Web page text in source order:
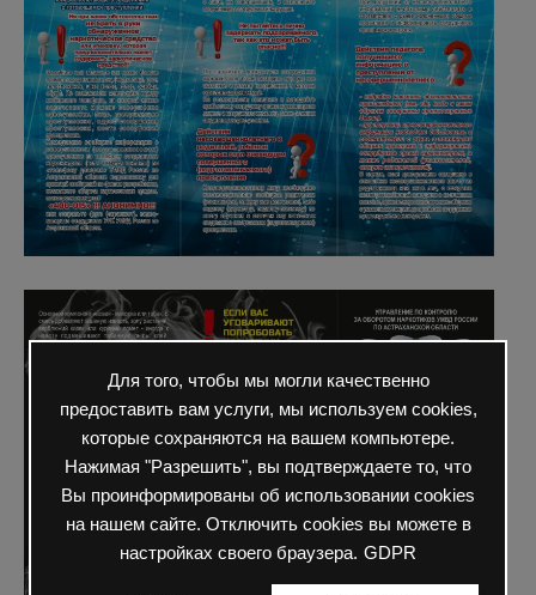
Для того, чтобы мы могли качественно
предоставить вам услуги, мы используем cookies,
которые сохраняются на вашем компьютере.
Нажимая "Разрешить", вы подтверждаете то, что
Вы проинформированы об использовании cookies
на нашем сайте. Отключить cookies вы можете в
настройках своего браузера. GDPR